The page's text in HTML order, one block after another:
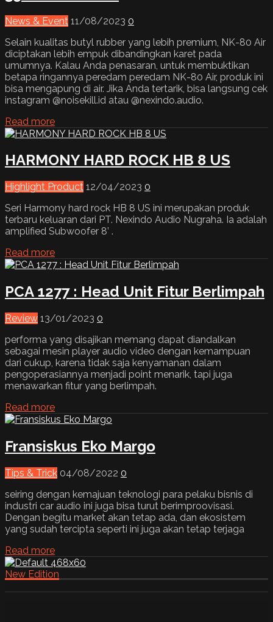
News & Event 11/08/2023 0
Selain kualitas butyl rubber yang lebih premium, NK-80 Air
diciptakan lebih empuk dibandingkan karet pada
umumnya. Kalau Anda penasaran, untuk membuktikan
betapa ringannya peredam peredam NK-80 Air, produk ini
bisa mengapung di air. Jika Anda tertarik, bisa langsung cek
instagram @noisekill.id atau @nexindo.audio.
Read more
HARMONY HARD ROCK HB 8 US
Highlight Product 12/04/2023 0
Seri Harmony hard rock HB 8 US ini merupakan produk
terbaru keluaran dari PT. Nexindo Audio Nugraha. Ia adalah
amplified Subwoofer 8’ .
Read more
PCA 1277 : Head Unit Fitur Berlimpah
Review 13/01/2023 0
performa yang disajikan memang dapat diandalkan
sebagai mesin player audio video dengan kemampuan
dari cukup, karena tidak saja kenyamanan dalam
pengoperasiannya menjadi point menarik, tapi juga
menawarkan fitur yang berlimpah.
Read more
Fransiskus Eko Margo
Tips & Trick 04/08/2022 0
seiring dengan kemajuan teknologi para pelaku bisnis di
industri car audio ini juga bisa turut berimproovisasi.
Dengan begitu market akan tetap ada, dan ekosistem
yang sudah tercipta seperti ini juga akan tetap terjaga
Read more
New Edition